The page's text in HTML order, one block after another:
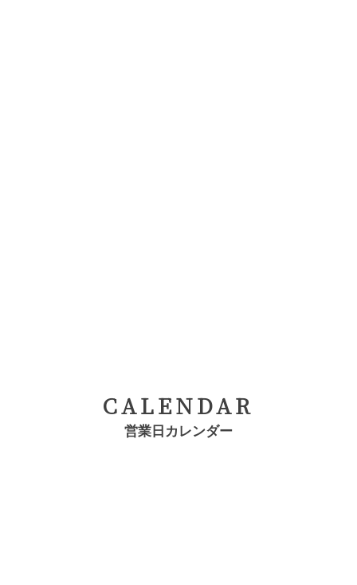
CALENDAR
営業日カレンダー